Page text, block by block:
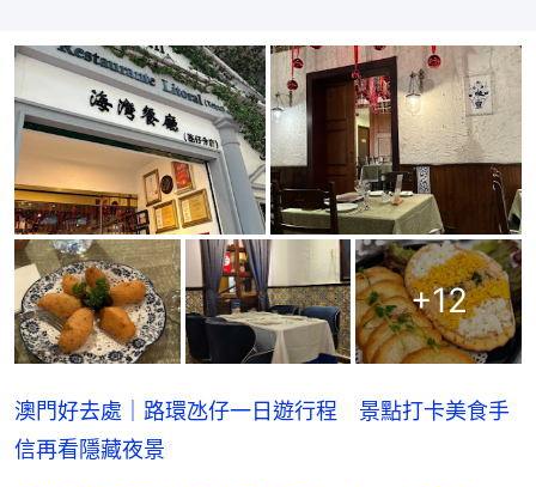
+12
澳門好去處｜路環氹仔一日遊行程 景點打卡美食手
信再看隱藏夜景